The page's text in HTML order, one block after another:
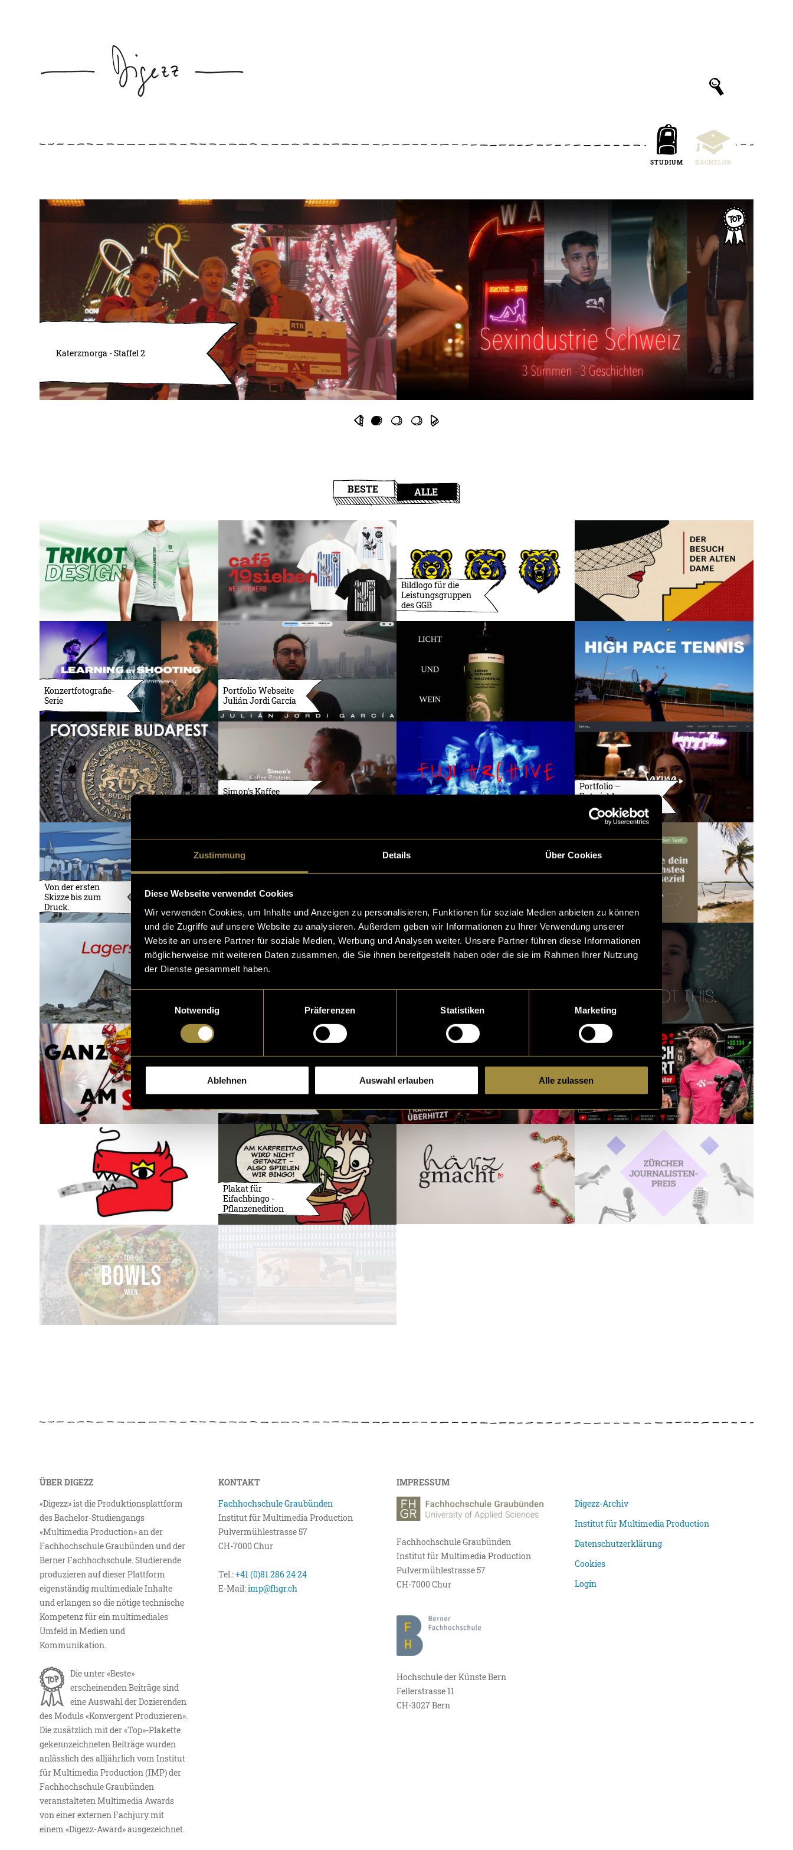
Zustimmung Details Über Cookies
Diese Webseite verwendet Cookies
Wir verwenden Cookies, um Inhalte und Anzeigen zu personalisieren, Funktionen für soziale Medien anbieten zu können
und die Zugriffe auf unsere Website zu analysieren. Außerdem geben wir Informationen zu Ihrer Verwendung unserer
Website an unsere Partner für soziale Medien, Werbung und Analysen weiter. Unsere Partner führen diese Informationen
möglicherweise mit weiteren Daten zusammen, die Sie ihnen bereitgestellt haben oder die sie im Rahmen Ihrer Nutzung
der Dienste gesammelt haben.
Einwilligungsauswahl
Notwendig
Präferenzen Statistiken Marketing
Ablehnen Auswahl erlauben Alle zulassen
STUDIUM BACHELOR
Katerzmorga - Staffel 2
BESTE ALLE
Bildlogo für die
Leistungsgruppen
des GGB
Konzertfotografie-
Serie
Portfolio Webseite
Julián Jordi García
Simon's Kaffee
Portfolio –
Entwicklung
meiner Website
Von der ersten
Skizze bis zum
Druck.
MMP Movie Nght
Plakat für
Eifachbingo -
Pflanzenedition
ÜBER DIGEZZ
«Digezz» ist die Produktionsplattform
des Bachelor-Studiengangs
«Multimedia Production» an der
Fachhochschule Graubünden und der
Berner Fachhochschule. Studierende
produzieren auf dieser Plattform
eigenständig multimediale Inhalte
und erlangen so die nötige technische
Kompetenz für ein multimediales
Umfeld in Medien und
Kommunikation.
Die unter «Beste»
erscheinenden Beiträge sind
eine Auswahl der Dozierenden
des Moduls «Konvergent Produzieren».
Die zusätzlich mit der «Top»-Plakette
gekennzeichneten Beiträge wurden
anlässlich des alljährlich vom Institut
für Multimedia Production (IMP) der
Fachhochschule Graubünden
veranstalteten Multimedia Awards
von einer externen Fachjury mit
einem «Digezz-Award» ausgezeichnet.
KONTAKT
Fachhochschule Graubünden
Institut für Multimedia Production
Pulvermühlestrasse 57
CH-7000 Chur
Tel.:+41 (0)81 286 24 24
E-Mail:imp@fhgr.ch
IMPRESSUM
Fachhochschule Graubünden
Institut für Multimedia Production
Pulvermühlestrasse 57
CH-7000 Chur
Hochschule der Künste Bern
Fellerstrasse 11
CH-3027 Bern
Digezz-Archiv
Institut für Multimedia Production
Datenschutzerklärung
Cookies
Login